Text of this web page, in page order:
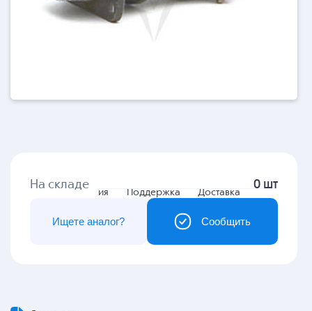
Гарантия Поддержка Доставка
На складе 0 шт
Сообщить
Ищете аналог?